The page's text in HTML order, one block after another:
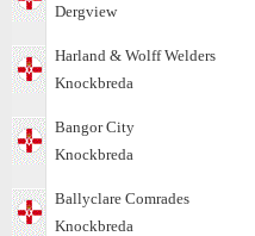
Dergview
Harland & Wolff Welders
Knockbreda
Bangor City
Knockbreda
Ballyclare Comrades
Knockbreda